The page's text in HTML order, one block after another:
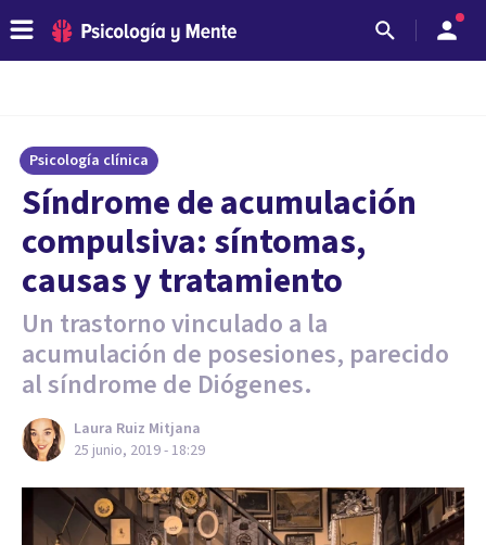
Psicología clínica
Síndrome de acumulación
compulsiva: síntomas,
causas y tratamiento
Un trastorno vinculado a la
acumulación de posesiones, parecido
al síndrome de Diógenes.
Laura Ruiz Mitjana
25 junio, 2019 - 18:29